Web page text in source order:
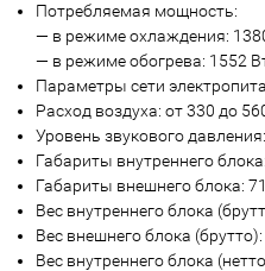
Потребляемая мощность:
— в режиме охлаждения:
— в режиме обогрева: 1552
Параметры сети
Расход воздуха: от 330 до
Уровень звукового
Габариты внутреннего
Габариты внешнего блока:
Вес внутреннего блока
Вес внешнего блока (брутто):
Вес внутреннего блока